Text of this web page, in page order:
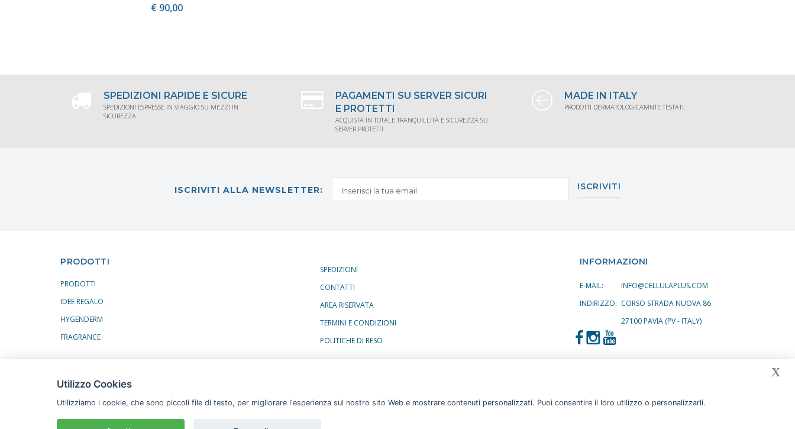
€ 90,00
SPEDIZIONI RAPIDE E SICURE
SPEDIZIONI ESPRESSE IN VIAGGIO SU MEZZI IN
SICUREZZA
PAGAMENTI SU SERVER SICURI
E PROTETTI
ACQUISTA IN TOTALE TRANQUILLITÀ E SICUREZZA SU
SERVER PROTETTI
MADE IN ITALY
PRODOTTI DERMATOLOGICAMNTE TESTATI.
ISCRIVITI ALLA NEWSLETTER: ISCRIVITI
PRODOTTI
PRODOTTI
IDEE REGALO
HYGENDERM
FRAGRANCE
SPEDIZIONI
CONTATTI
AREA RISERVATA
TERMINI E CONDIZIONI
POLITICHE DI RESO
INFORMAZIONI
E-MAIL:
INFO@CELLULAPLUS.COM
INDIRIZZO: CORSO STRADA NUOVA 86
27100 PAVIA (PV - ITALY)
Utilizzo Cookies
Utilizziamo i cookie, che sono piccoli file di testo, per migliorare l'esperienza sul nostro sito Web e mostrare contenuti personalizzati. Puoi consentire il loro utilizzo o personalizzarli.
X